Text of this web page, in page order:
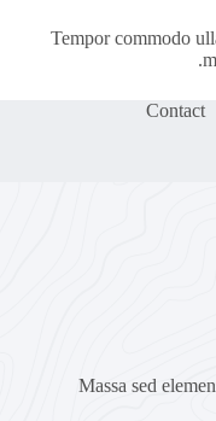
Tempor commodo
Contact
Massa sed